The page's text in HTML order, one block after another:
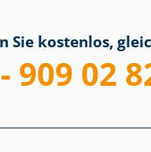
Sie kostenlos,
909 02